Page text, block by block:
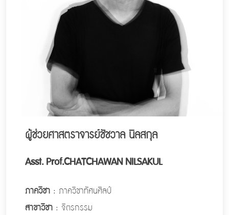
ผู้ช่วยศาสตราจารย์ชัชวาล นิลสกุล
Asst. Prof.CHATCHAWAN NILSAKUL
ภาควิชา : ภาควิชาทัศนศิลป์
สาขาวิชา : จิตรกรรม